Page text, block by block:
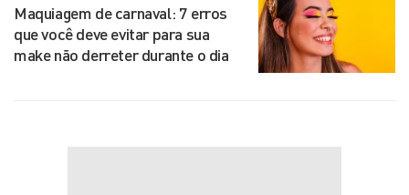
Maquiagem de carnaval: 7 erros
que você deve evitar para sua
make não derreter durante o dia